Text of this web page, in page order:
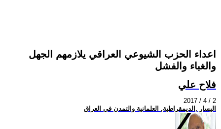
اعداء الحزب الشيوعي العراقي يلازمهم الجهل
والغباء والفشل
فلاح علي
2017 / 4 / 2
اليسار ,الديمقراطية, العلمانية والتمدن في العراق